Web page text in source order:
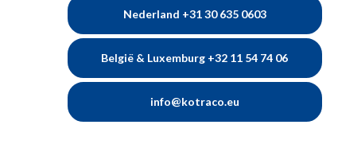
Nederland +31 30 635 0603
België & Luxemburg +32 11 54 74 06
info@kotraco.eu